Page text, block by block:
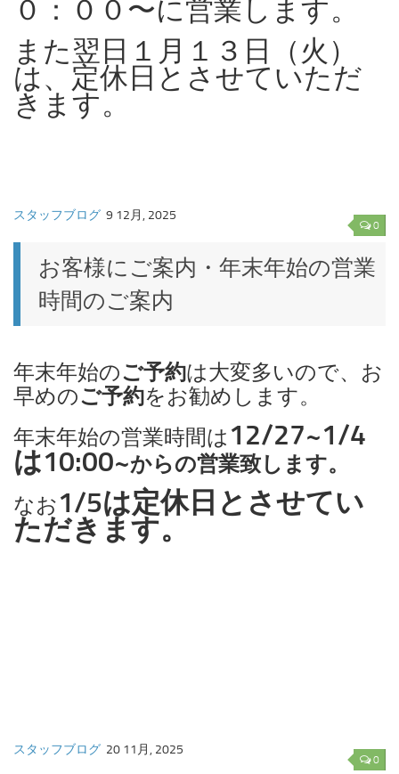
０：００〜に営業します。
また翌日１月１３日（火）
は、定休日とさせていただ
きます。
0
スタッフブログ 9 12月, 2025
お客様にご案内・年末年始の営業
時間のご案内
年末年始のご予約は大変多いので、お
早めのご予約をお勧めします。
年末年始の営業時間は 12/27~1/4
は10:00~からの営業致します。
なお1/5は定休日とさせてい
ただきます。
0
スタッフブログ 20 11月, 2025